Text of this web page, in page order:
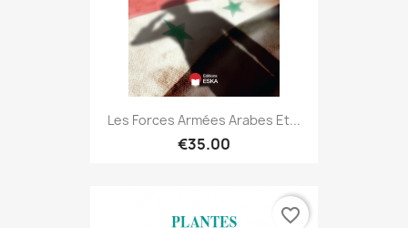
Les Forces Armées Arabes Et...
€35.00
favorite_border